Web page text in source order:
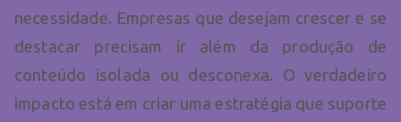
necessidade. Empresas que desejam crescer e se
destacar precisam ir além da produção de
conteúdo isolada ou desconexa. O verdadeiro
impacto está em criar uma estratégia que suporte